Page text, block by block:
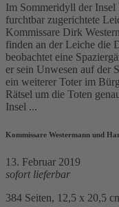
Im Sommeridyll der
furchtbar zugerichtete
Kommissare Dirk
finden an der Leiche die
beobachtet eine
er sein Unwesen auf der
ein weiterer Toter im
Rätsel um die Toten
Insel ...
Kommissare Westermann und
13. Februar 2019
sofort lieferbar
384 Seiten, 12,5 x 20,5